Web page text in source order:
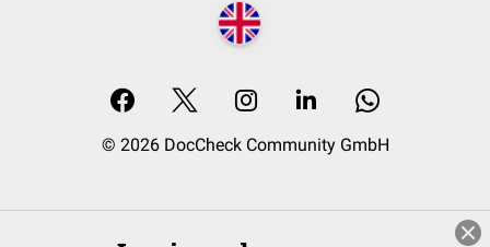
© 2026 DocCheck Community GmbH